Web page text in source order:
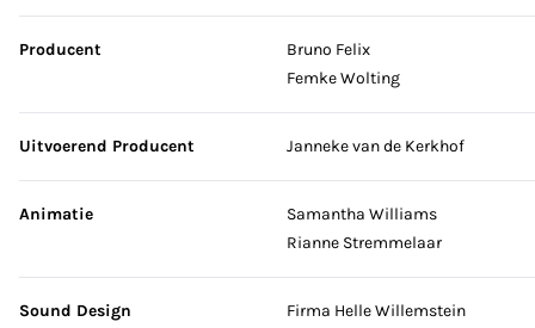
Producent
Bruno Felix
Femke Wolting
Uitvoerend Producent Janneke van de Kerkhof
Animatie
Samantha Williams
Rianne Stremmelaar
Sound Design Firma Helle Willemstein